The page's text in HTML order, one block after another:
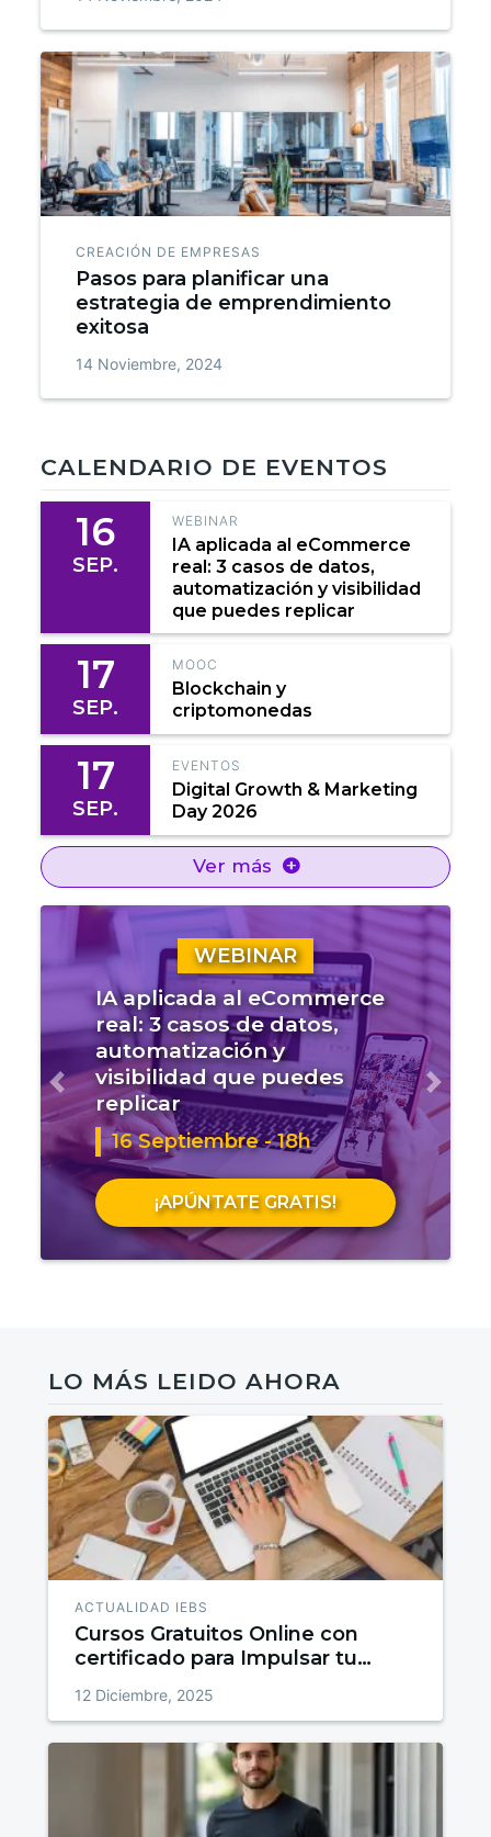
CREACIÓN DE EMPRESAS
Pasos para planificar una
estrategia de emprendimiento
exitosa
14 Noviembre, 2024
CALENDARIO DE EVENTOS
16
SEP.
WEBINAR
IA aplicada al eCommerce
real: 3 casos de datos,
automatización y visibilidad
que puedes replicar
17
SEP.
MOOC
Blockchain y
criptomonedas
17
SEP.
EVENTOS
Digital Growth & Marketing
Day 2026
Ver más
WEBINAR
IA aplicada al eCommerce
real: 3 casos de datos,
automatización y
visibilidad que puedes
replicar
16 Septiembre - 18h
¡APÚNTATE GRATIS!
Anterior
LO MÁS LEIDO AHORA
ACTUALIDAD IEBS
Cursos Gratuitos Online con
certificado para Impulsar tu
12 Diciembre, 2025